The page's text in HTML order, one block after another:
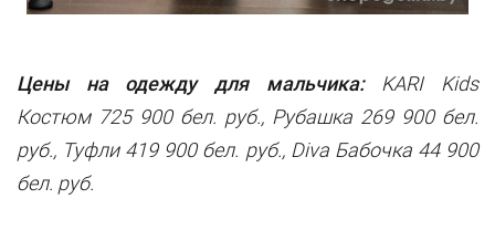
Цены на одежду для мальчика:KARI Kids
Костюм 725 900 бел. руб., Рубашка 269 900 бел.
руб., Туфли 419 900 бел. руб., Diva Бабочка 44 900
бел. руб.